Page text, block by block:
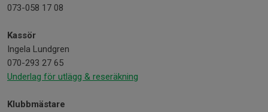
073-058 17 08
Kassör
Ingela Lundgren
070-293 27 65
Underlag för utlägg & reseräkning
Klubbmästare